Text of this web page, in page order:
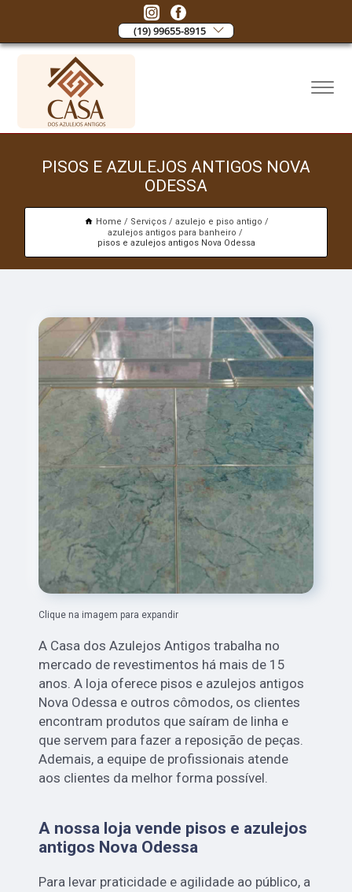
(19) 99655-8915
PISOS E AZULEJOS ANTIGOS NOVA
ODESSA
Home Serviços
azulejo e piso antigo
azulejos antigos para banheiro
pisos e azulejos antigos Nova Odessa
Clique na imagem para expandir
A Casa dos Azulejos Antigos trabalha no
mercado de revestimentos há mais de 15
anos. A loja oferece pisos e azulejos antigos
Nova Odessa e outros cômodos, os clientes
encontram produtos que saíram de linha e
que servem para fazer a reposição de peças.
Ademais, a equipe de profissionais atende
aos clientes da melhor forma possível.
A nossa loja vende pisos e azulejos
antigos Nova Odessa
Para levar praticidade e agilidade ao público, a